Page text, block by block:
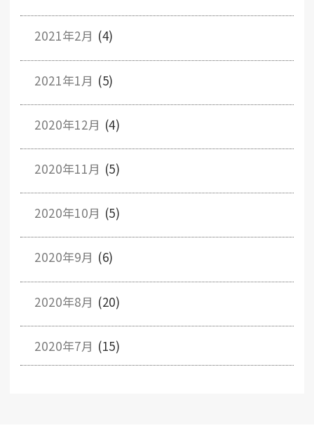
2021年2月 (4)
2021年1月 (5)
2020年12月 (4)
2020年11月 (5)
2020年10月 (5)
2020年9月 (6)
2020年8月 (20)
2020年7月 (15)